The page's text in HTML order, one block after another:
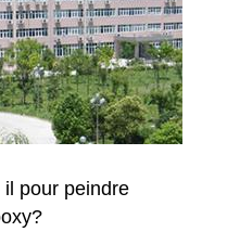
pour peindre